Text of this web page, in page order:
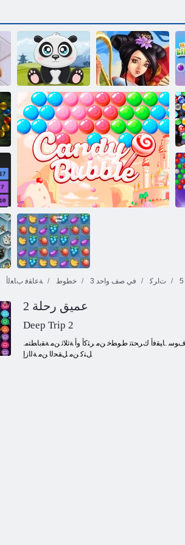
الباندا كنوز آسيا
ﺔﻋﺎﻘﻓ ﻯﻮﻠﺣفرويتا الإزدحام
ﺔﻋﺎﻘﻓ ﺏﺎﻌﻟﺃ خطوط 3 في صف واحد ﺕﺍﺮﻛ
عميق رحلة 2
Deep Trip 2
.ﺎﻨﺘﺒﻌﻟ ﻲﻓ ءﺍﻮﺳ ، ﺓﺪﻳﺪﺟ ﺕﺎﻗﺍﺪﺻ ﻦﻳﻮﻜﺗﻭ ، ﺱﺎﻨﻟﺍ ﻡﺎﻤﺘﻫﻼ ﻟ ﺔﻴﺒﻠﺗ ﻝ ﺎﻀﻳﺃ ﻦﻜﻟﻭ ، ﻡﺎﻤﺘ .ﻡﺎﻤﺘﻫﻼ ﻟ ﺓﺮﻴﺜﻣ ﺰﻐﻟ ﻚﻨﻣ ﺐﻠﻄﻳ ﻑﻮﺳ ﻲﺘﻟﺍ ﺔﺠﻬﺒﻟﺍ ﻞﺘﻛ ﻊﻣ ﻊﻤﺘﺠﻳ ﻑﻮﺳ .ﺎﻴﻘﻓﺃ ﻙﺮﺤﺘﺗ ﻁﻮﻄﺧ ﻦﻣ ﺮﺜﻛﺃ ﻭﺃ ﺔﺛﻼ ﺛ ﻦﻣ ﺔﻘﺑﺎﻄﺘﻣ
ﻞﺘﻛ ﻦﻣ ﻞﻘﺤﻟﺍ ﻦﻣ ﺔﻟﺍﺯﺇ